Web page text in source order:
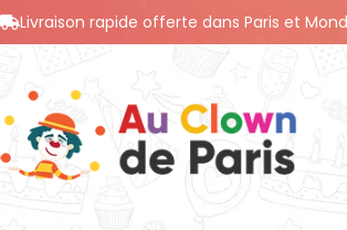
Livraison rapide offerte dans Paris et